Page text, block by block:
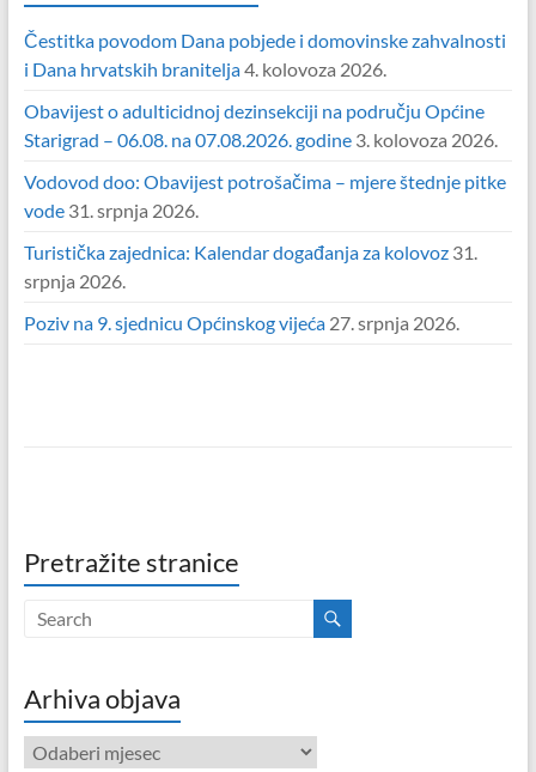
Čestitka povodom Dana pobjede i domovinske zahvalnosti
i Dana hrvatskih branitelja4. kolovoza 2026.
Obavijest o adulticidnoj dezinsekciji na području Općine
Starigrad – 06.08. na 07.08.2026. godine 3. kolovoza 2026.
Vodovod doo: Obavijest potrošačima – mjere štednje pitke
vode 31. srpnja 2026.
Turistička zajednica: Kalendar događanja za kolovoz 31.
srpnja 2026.
Poziv na 9. sjednicu Općinskog vijeća 27. srpnja 2026.
Pretražite stranice
Arhiva objava
Arhiva